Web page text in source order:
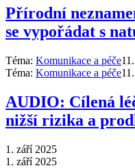
Přírodní
se vypořádat s
Téma: Komunikace a péče
Téma: Komunikace a péče
AUDIO: Cílená
nižší rizika a
1. září 2025
1. září 2025